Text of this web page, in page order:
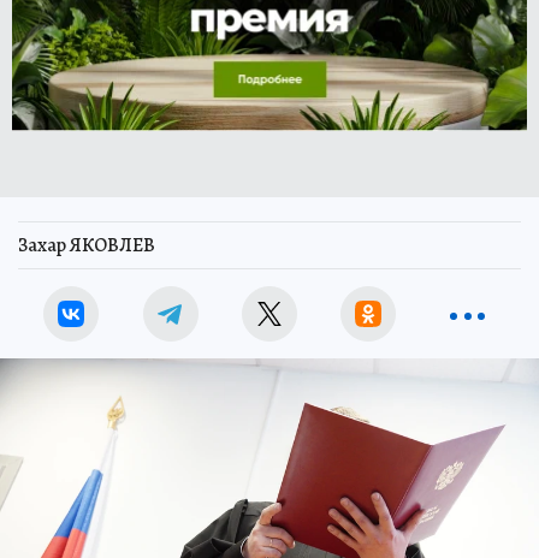
Захар ЯКОВЛЕВ